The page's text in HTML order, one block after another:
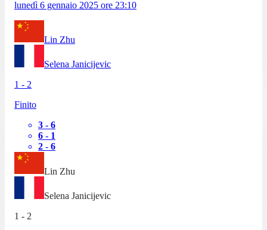
lunedì 6 gennaio 2025 ore 23:10
Lin Zhu
Selena Janicijevic
1 - 2
Finito
3 - 6
6 - 1
2 - 6
Lin Zhu
Selena Janicijevic
1 - 2